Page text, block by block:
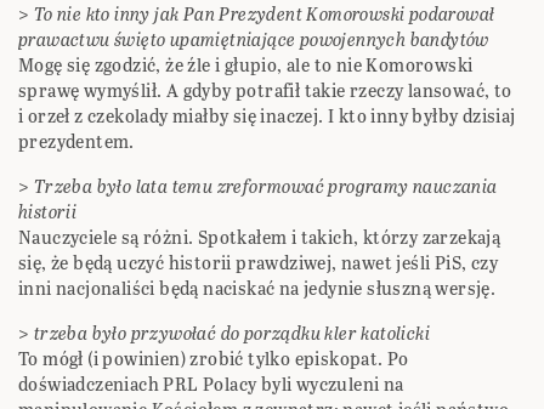
> To nie kto inny jak Pan Prezydent Komorowski podarował
prawactwu święto upamiętniające powojennych bandytów
Mogę się zgodzić, że źle i głupio, ale to nie Komorowski
sprawę wymyślił. A gdyby potrafił takie rzeczy lansować, to
i orzeł z czekolady miałby się inaczej. I kto inny byłby dzisiaj
prezydentem.
> Trzeba było lata temu zreformować programy nauczania
historii
Nauczyciele są różni. Spotkałem i takich, którzy zarzekają
się, że będą uczyć historii prawdziwej, nawet jeśli PiS, czy
inni nacjonaliści będą naciskać na jedynie słuszną wersję.
> trzeba było przywołać do porządku kler katolicki
To mógł (i powinien) zrobić tylko episkopat. Po
doświadczeniach PRL Polacy byli wyczuleni na